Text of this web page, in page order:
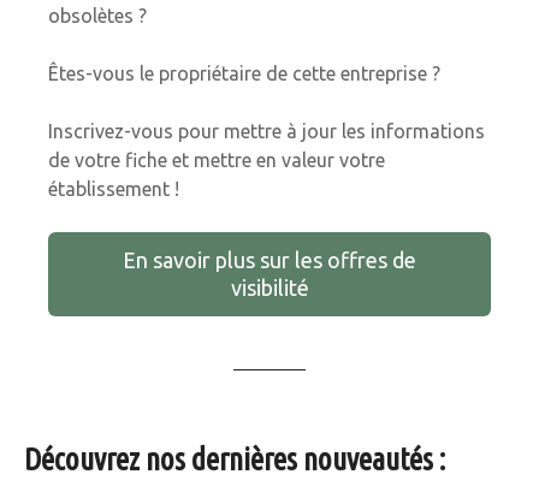
obsolètes ?
Êtes-vous le propriétaire de cette entreprise ?
Inscrivez-vous pour mettre à jour les informations
de votre fiche et mettre en valeur votre
établissement !
En savoir plus sur les offres de
visibilité
Découvrez nos dernières nouveautés :